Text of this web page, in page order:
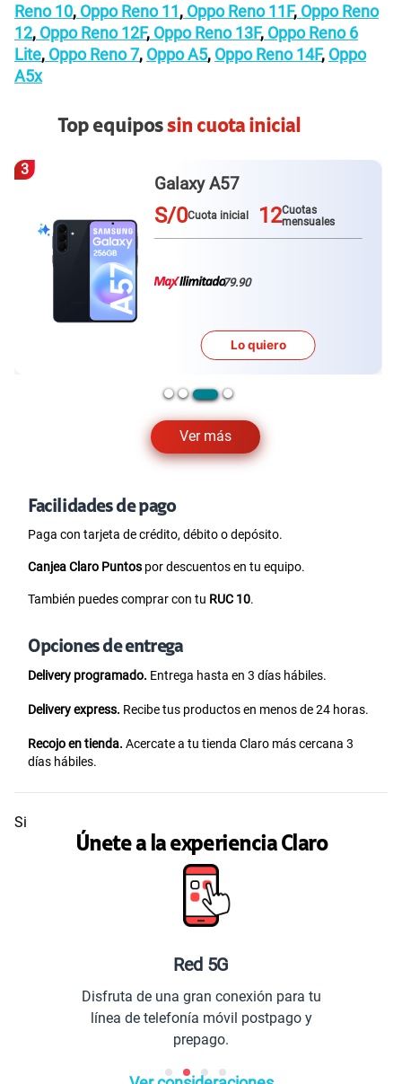
Reno 10, Oppo Reno 11, Oppo Reno 11F, Oppo Reno
12, Oppo Reno 12F, Oppo Reno 13F, Oppo Reno 6
Lite, Oppo Reno 7, Oppo A5, Oppo Reno 14F, Oppo
A5x
Top equipossin cuota inicial
Ver más
3
Galaxy A57
S/0Cuota inicial 12Cuotas
mensuales
79.90
Lo quiero
Facilidades de pago
Paga con tarjeta de crédito, débito o depósito.
Canjea Claro Puntos por descuentos en tu equipo.
También puedes comprar con tu RUC 10.
Opciones de entrega
Delivery programado. Entrega hasta en 3 días hábiles.
Delivery express. Recibe tus productos en menos de 24 horas.
Recojo en tienda. Acercate a tu tienda Claro más cercana 3
días hábiles.
Si
Únete a la experiencia Claro
Red 5G
Disfruta de una gran conexión para tu
línea de telefonía móvil postpago y
prepago.